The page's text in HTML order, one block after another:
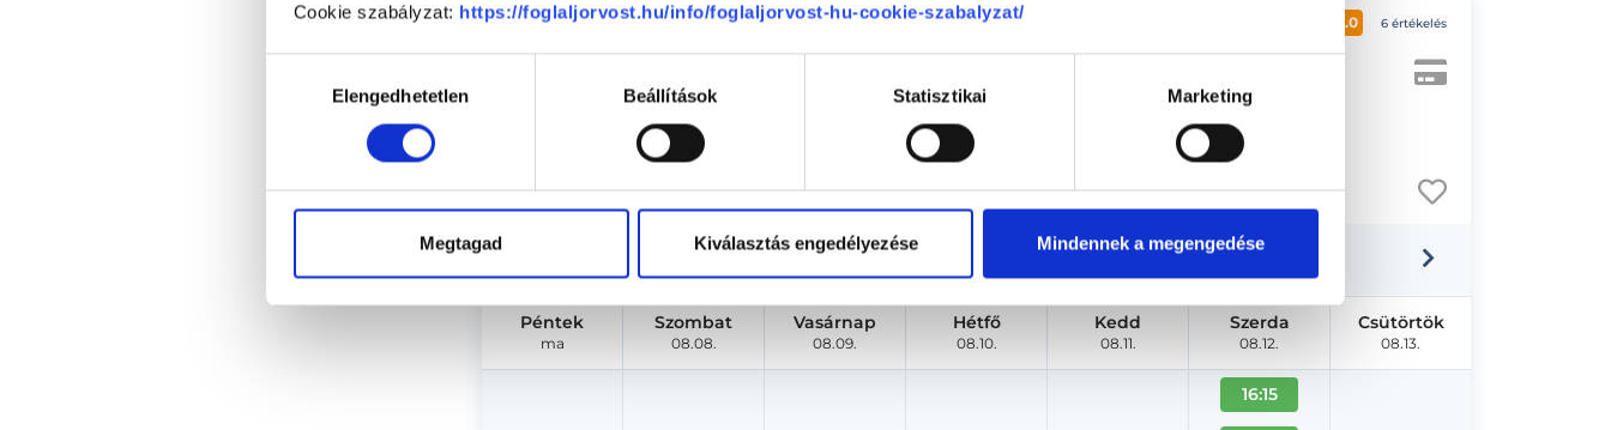
Cookie szabályzat: https://foglaljorvost.hu/info/foglaljorvost-hu-cookie-szabalyzat/
kiválasztásaElengedhetetlen Beállítások Statisztikai Marketing
Megtagad Kiválasztás engedélyezése Mindennek a megengedése
Dr. Keszthelyi Attila
Urológus
Budapest, XIII. kerület, Váci út 34 IV em 3
Árlista Adatlap
5.0 6 értékelés
Péntek
ma
Szombat
08.08.
Vasárnap
08.09.
Hétfő
08.10.
Kedd
08.11.
Szerda
08.12.
16:15
Csütörtök
08.13.